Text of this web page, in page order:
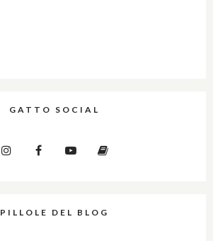
GATTO SOCIAL
PILLOLE DEL BLOG